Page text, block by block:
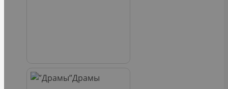
Драмы